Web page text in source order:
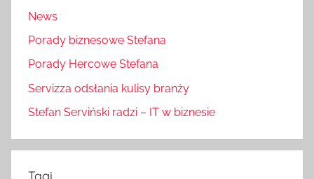
News
Porady biznesowe Stefana
Porady Hercowe Stefana
Servizza odsłania kulisy branży
Stefan Serviński radzi – IT w biznesie